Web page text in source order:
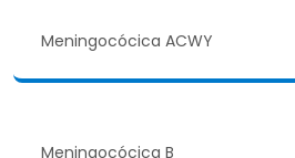
Meningocócica ACWY
Meningocócica B